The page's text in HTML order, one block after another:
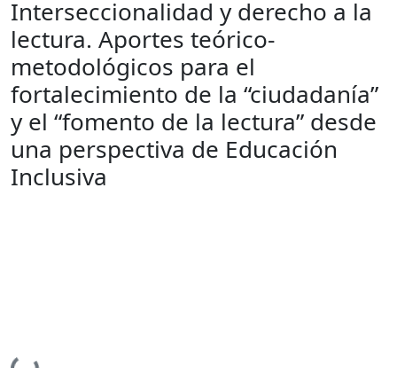
Estadísticas
Interseccionalidad y derecho a la
lectura. Aportes teórico-
metodológicos para el
fortalecimiento de la “ciudadanía”
y el “fomento de la lectura” desde
una perspectiva de Educación
Inclusiva